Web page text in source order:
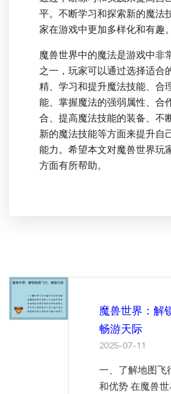
平。不断学习和探索新的魔法
家在游戏中更加多样化和有趣。
魔兽世界中的魔法是游戏中非
之一，玩家可以通过选择适合
精、学习和提升魔法技能、合
能、掌握魔法的强弱属性、合
合、提高魔法技能的装备、不
新的魔法技能等方面来提升自
能力。希望本文对魔兽世界玩
方面有所帮助。
魔兽世界：解
畅游天际
2025-07-11
一、了解地图飞
和优势 在魔兽